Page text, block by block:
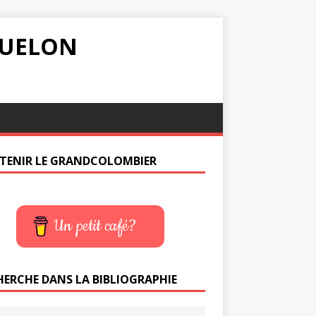
LE GRANDCOLOMBIER
Un petit café?
DANS LA BIBLIOGRAPHIE